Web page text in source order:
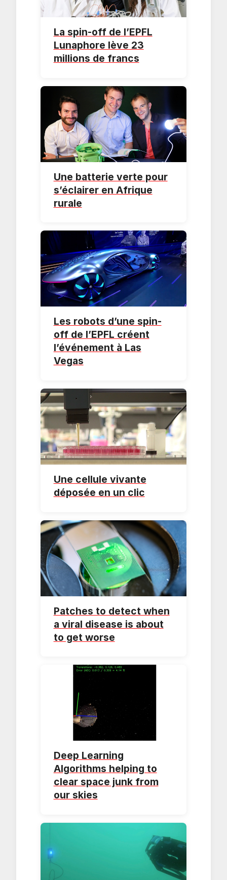
La spin-off de l’EPFL
Lunaphore lève 23
millions de francs
Une batterie verte pour
s’éclairer en Afrique
rurale
Les robots d’une spin-
off de l’EPFL créent
l’événement à Las
Vegas
Une cellule vivante
déposée en un clic
Patches to detect when
a viral disease is about
to get worse
Deep Learning
Algorithms helping to
clear space junk from
our skies